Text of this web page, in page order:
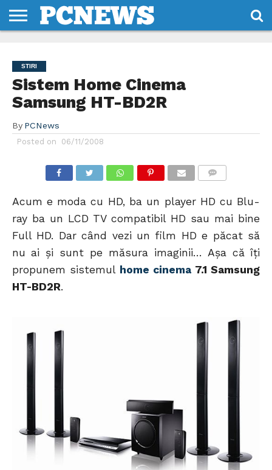
NOI
SI
CONDITII
STIRI
Sistem Home Cinema
Samsung HT-BD2R
By PCNews
Posted on 06/11/2008
Acum e moda cu HD, ba un player HD cu Blu-
ray ba un LCD TV compatibil HD sau mai bine
Full HD. Dar când vezi un film HD e păcat să
nu ai şi sunt pe măsura imaginii… Aşa că îţi
propunem sistemul home cinema 7.1 Samsung
HT-BD2R.